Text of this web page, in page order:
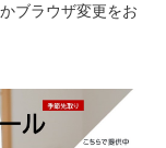
ブラウザ変更をお